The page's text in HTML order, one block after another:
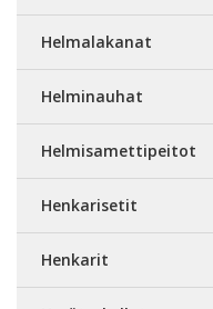
Helmalakanat
Helminauhat
Helmisamettipeitot
Henkarisetit
Henkarit